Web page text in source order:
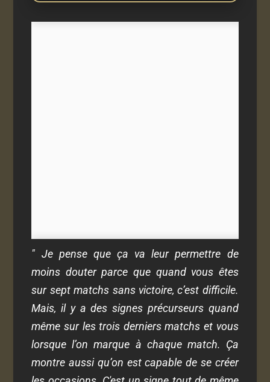
" Je pense que ça va leur permettre de
moins douter parce que quand vous êtes
sur sept matchs sans victoire, c’est difficile.
Mais, il y a des signes précurseurs quand
même sur les trois derniers matchs et vous
lorsque l’on marque à chaque match. Ça
montre aussi qu’on est capable de se créer